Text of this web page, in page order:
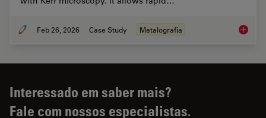
Feb 26, 2026 Case Study Metalografia
Interessado em saber mais?
Fale com nossos especialistas.